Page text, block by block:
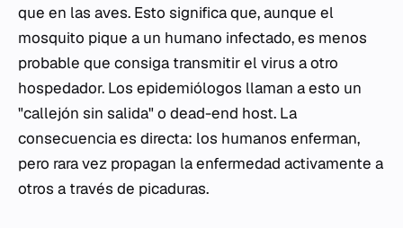
que en las aves. Esto significa que, aunque el
mosquito pique a un humano infectado, es menos
probable que consiga transmitir el virus a otro
hospedador. Los epidemiólogos llaman a esto un
"callejón sin salida" o dead-end host. La
consecuencia es directa: los humanos enferman,
pero rara vez propagan la enfermedad activamente a
otros a través de picaduras.